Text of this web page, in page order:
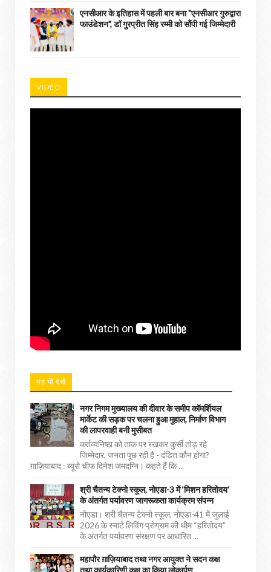
एनसीआर के इतिहास में पहली बार बना "एनसीआर गुरुद्वारा
फाउंडेशन", डॉ गुरप्रीत सिंह रम्मी को सौंपी गई जिम्मेदारी
VIDEO
यह भी देखें
नगर निगम मुख्यालय की दीवार के समीप कॉमर्शियल
मार्केट की सड़क पर चलना हुआ मुहाल, निर्माण विभाग
की लापरवाही बनी मुसीबत
कर्तव्यनिष्ठा को ताक पर रखकर कुर्सी तोड़ रहे
जिम्मेदार, जनता पूछ रही है - दंडित कौन होगा?
ग़ाज़ियाबाद : ब्यूरो चीफ दिनेश जमदग्नि। कहते हैं कि ...
श्री चैतन्य टेक्नो स्कूल, नोएडा-3 में ‘मिशन हरितोदय’
के अंतर्गत पर्यावरण जागरूकता कार्यक्रम संपन्न
नोएडा। श्री चैतन्य टेक्नो स्कूल, नोएडा-41 में जुलाई
2026 के स्मार्ट लिविंग प्रोग्राम की थीम “हरितोदय”
के अंतर्गत पर्यावरण संरक्षण पर आधारित ...
महापौर ग़ाज़ियाबाद तथा नगर आयुक्त ने सदन कक्ष